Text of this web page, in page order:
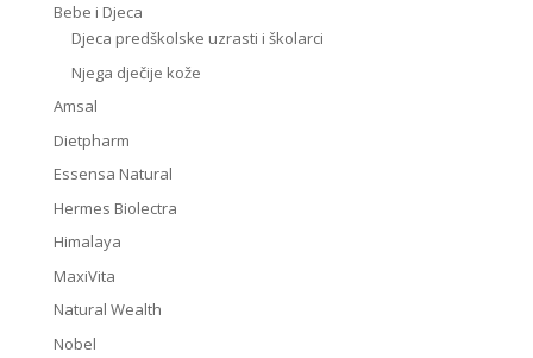
Bebe i Djeca
Djeca predškolske uzrasti i školarci
Njega dječije kože
Amsal
Dietpharm
Essensa Natural
Hermes Biolectra
Himalaya
MaxiVita
Natural Wealth
Nobel